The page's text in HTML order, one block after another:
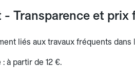
- Transparence et prix
liés aux travaux fréquents dans
à partir de 12 €.